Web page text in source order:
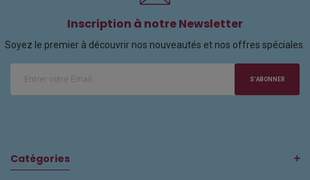
Inscription à notre Newsletter
Soyez le premier à découvrir nos nouveautés et nos offres spéciales.
S'ABONNER
Catégories